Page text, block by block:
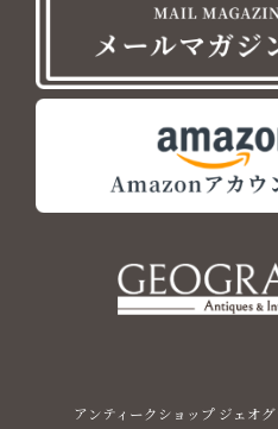
アンティークショップ ジェオ